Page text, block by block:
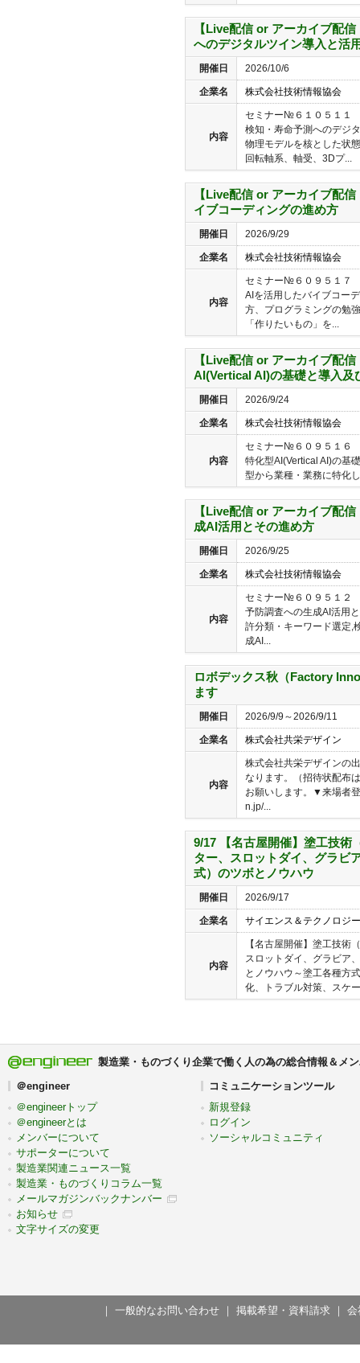
【Live配信 or アーカイブ配
へのデジタルツイン導入と活
開催日 2026/10/6
企業名 株式会社技術情報協会
内容
セミナー№６１０５１１
検知・寿命予測へのデジ
物理モデルを核とした状
回転軸系、軸受、3Dプ...
【Live配信 or アーカイブ配
イブコーディングの進め方
開催日 2026/9/29
企業名 株式会社技術情報協会
内容
セミナー№６０９５１７
AIを活用したバイブコー
方、プログラミングの勉
「作りたいもの」を...
【Live配信 or アーカイブ配
AI(Vertical AI)の基礎と導入及
開催日 2026/9/24
企業名 株式会社技術情報協会
内容
セミナー№６０９５１６
特化型AI(Vertical AI)の基
型から業種・業務に特化
【Live配信 or アーカイブ配
成AI活用とその進め方
開催日 2026/9/25
企業名 株式会社技術情報協会
内容
セミナー№６０９５１２
予防調査への生成AI活用
許分類・キーワード選定,
成AI...
ロボデックス秋（Factory
ます
開催日 2026/9/9～2026/9/11
企業名 株式会社共栄デザイン
内容
株式会社共栄デザインの
なります。（招待状配布
お願いします。▼来場者
n.jp/...
9/17 【名古屋開催】塗工技術
ター、スロットダイ、グラビ
式）のツボとノウハウ
開催日 2026/9/17
企業名 サイエンス＆テクノロジ
内容
【名古屋開催】塗工技術
スロットダイ、グラビア
とノウハウ～塗工各種方
化、トラブル対策、スケ
製造業・ものづくり企業で働く人の為の総合情報＆メ
＠engineer
＠engineerトップ
＠engineerとは
メンバーについて
サポーターについて
製造業関連ニュース一覧
製造業・ものづくりコラム一覧
メールマガジンバックナンバー
お知らせ
文字サイズの変更
コミュニケーションツール
新規登録
ログイン
ソーシャルコミュニティ
｜ 一般的なお問い合わせ ｜ 掲載希望・資料請求 ｜ 会